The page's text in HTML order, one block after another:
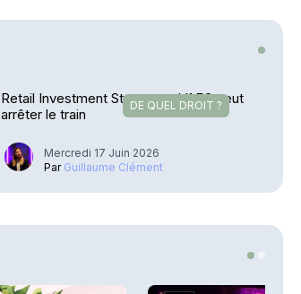
DE QUEL DROIT ?
Retail Investment Strategy – L’AFG veut
arrêter le train
Mercredi 17 Juin 2026
Par Guillaume Clément